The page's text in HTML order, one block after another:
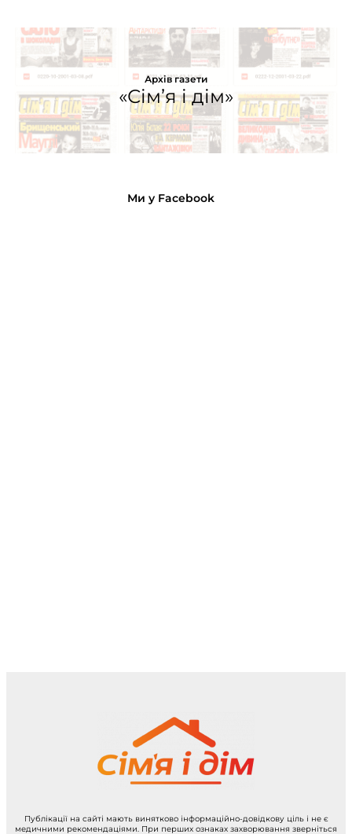
Архів газети
«Сім’я і дім»
Ми у Facebook
Публікації на сайті мають винятково інформаційно-довідкову ціль і не є
медичними рекомендаціями. При перших ознаках захворювання зверніться